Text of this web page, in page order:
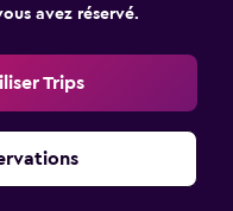
avez réservé.
Trips